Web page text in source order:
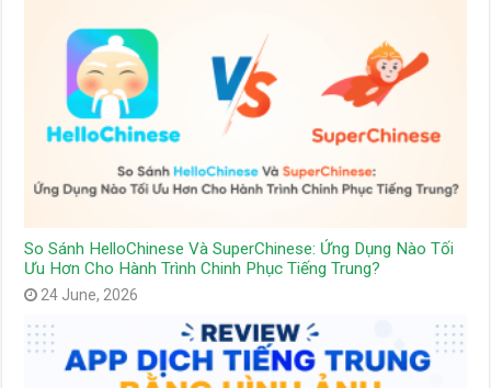
So Sánh HelloChinese Và SuperChinese: Ứng Dụng Nào Tối
Ưu Hơn Cho Hành Trình Chinh Phục Tiếng Trung?
24 June, 2026